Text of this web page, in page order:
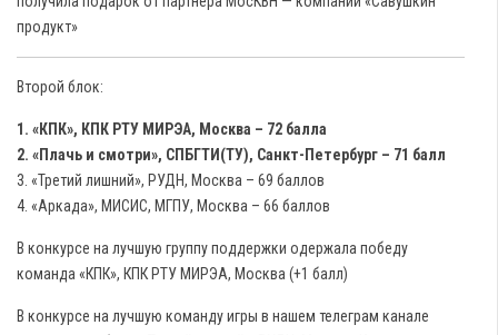
продукт»
Второй блок:
1. «КПК», КПК РТУ МИРЭА, Москва – 72 балла
2. «Плачь и смотри», СПБГТИ(ТУ), Санкт-Петербург – 71 балл
3. «Третий лишний», РУДН, Москва – 69 баллов
4. «Аркада», МИСИС, МГПУ, Москва – 66 баллов
В конкурсе на лучшую группу поддержки одержала победу
команда «КПК», КПК РТУ МИРЭА, Москва (+1 балл)
В конкурсе на лучшую команду игры в нашем телеграм канале